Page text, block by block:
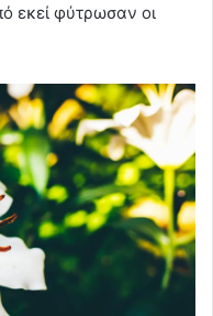
εκεί φύτρωσαν οι